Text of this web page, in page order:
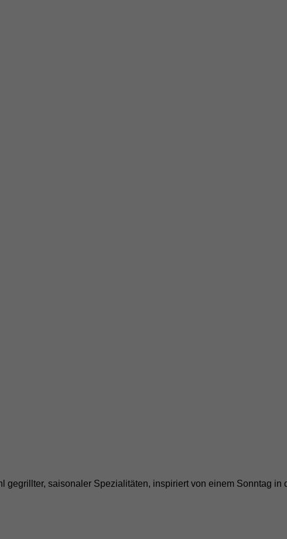
gegrillter, saisonaler Spezialitäten, inspiriert von einem Sonntag in